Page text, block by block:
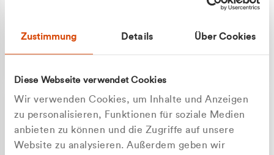
Zustimmung Details Über Cookies
Diese Webseite verwendet Cookies
Wir verwenden Cookies, um Inhalte und Anzeigen
zu personalisieren, Funktionen für soziale Medien
anbieten zu können und die Zugriffe auf unsere
Website zu analysieren. Außerdem geben wir
+49 177 8376058